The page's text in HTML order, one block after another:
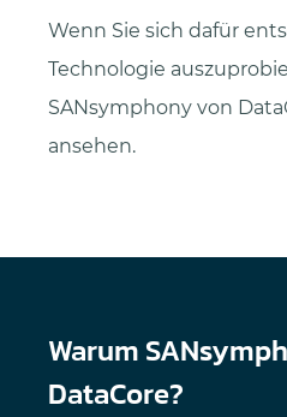
Wenn Sie sich dafür
Technologie
SANsymphony von
ansehen.
Warum
DataCore?